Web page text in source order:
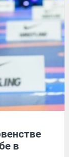
в